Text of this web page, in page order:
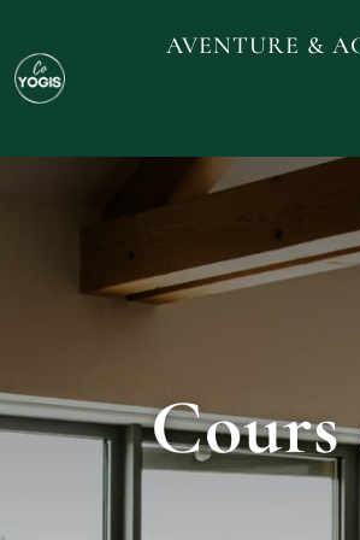
AVENTURE &
Cours